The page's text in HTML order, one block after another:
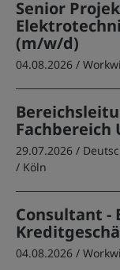
Senior
(m/w/d)
04.08.2026 /
29.07.2026 /
/ Köln
Consultant -
04.08.2026 /